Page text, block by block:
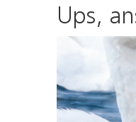
Ups,